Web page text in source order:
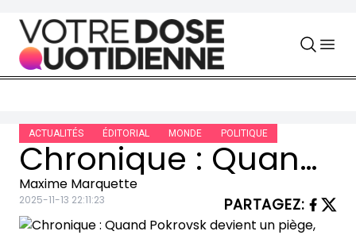
Skip to content
ACTUALITÉS ÉDITORIAL MONDE POLITIQUE
Chronique : Quand Pokrovsk devient un piège, ces forces d’élite qui transforment les lignes en enfer
Maxime Marquette
2025-11-13 22:11:23 PARTAGEZ: